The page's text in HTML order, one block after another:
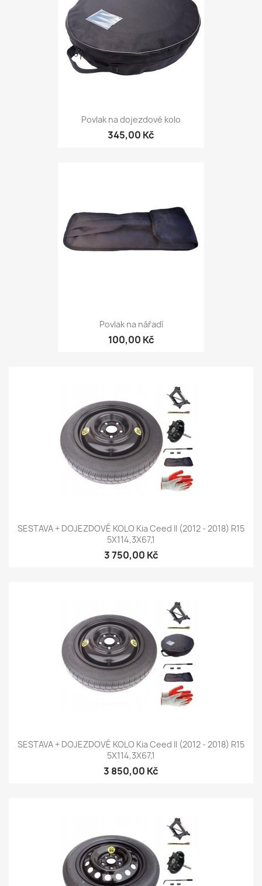
Povlak na dojezdové kolo
345,00 Kč
Povlak na nářadí
100,00 Kč
SESTAVA + DOJEZDOVÉ KOLO Kia Ceed II (2012 - 2018) R15
5X114,3X67,1
3 750,00 Kč
SESTAVA + DOJEZDOVÉ KOLO Kia Ceed II (2012 - 2018) R15
5X114,3X67,1
3 850,00 Kč